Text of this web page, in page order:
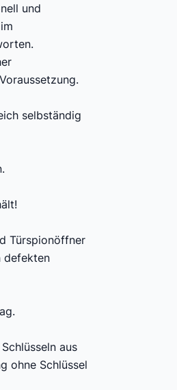
und
selbständig
Türspionöffner
defekten
aus
ohne Schlüssel